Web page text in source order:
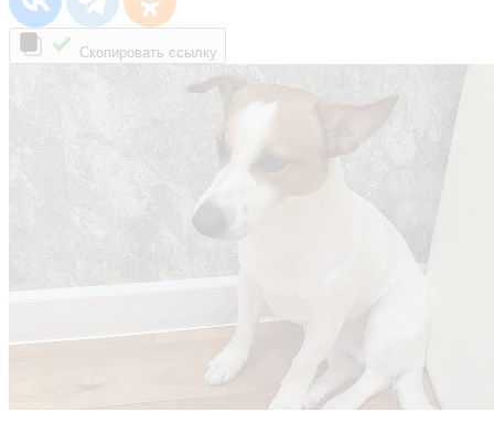
Скопировать ссылку